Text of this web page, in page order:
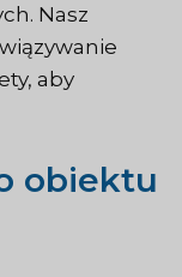
Nasz
aby
obiektu